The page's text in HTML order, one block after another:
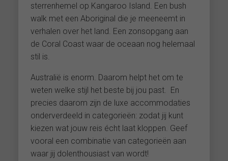
sterrenhemel op Kangaroo Island. Een bush
walk met een Aboriginal die je meeneemt in
verhalen over het land. Een zonsopgang aan
de Coral Coast waar de oceaan nog helemaal
stil is.
Australië is enorm. Daarom helpt het om te
weten welke stijl het beste bij jou past. En
precies daarom zijn de luxe accommodaties
onderverdeeld in categorieën: zodat jij kunt
kiezen wat jouw reis écht laat kloppen. Geef
vooral een combinatie van categorieën aan
waar jij dolenthousiast van wordt!